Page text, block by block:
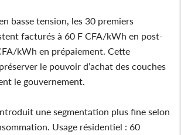
basse tension, les 30 premiers
facturés à 60 F CFA/kWh en post-
kWh en prépaiement. Cette
le pouvoir d’achat des couches
le gouvernement.
une segmentation plus fine selon
Usage résidentiel : 60